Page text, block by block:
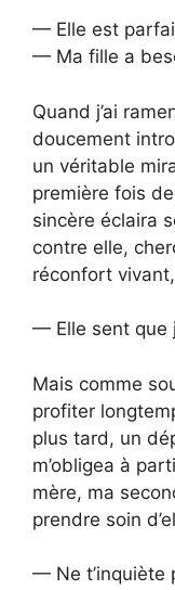
— Elle est
— Ma fille a
Quand j’ai
doucement
un véritable
première fois
sincère éclaira
contre elle,
réconfort
— Elle sent que
Mais comme
profiter
plus tard, un
m’obligea à
mère, ma
prendre soin
— Ne t’inquiète